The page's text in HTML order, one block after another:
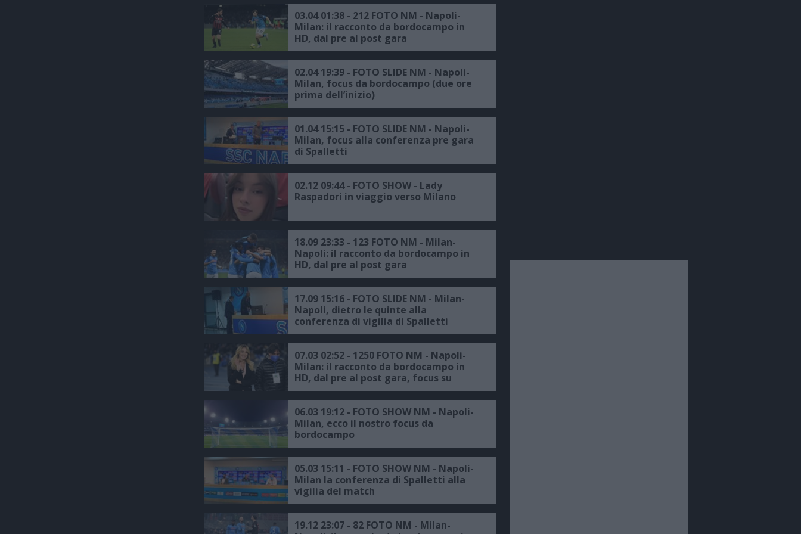
03.04 01:38 - 212 FOTO NM - Napoli-
Milan: il racconto da bordocampo in
HD, dal pre al post gara
02.04 19:39 - FOTO SLIDE NM - Napoli-
Milan, focus da bordocampo (due ore
prima dell’inizio)
01.04 15:15 - FOTO SLIDE NM - Napoli-
Milan, focus alla conferenza pre gara
di Spalletti
02.12 09:44 - FOTO SHOW - Lady
Raspadori in viaggio verso Milano
18.09 23:33 - 123 FOTO NM - Milan-
Napoli: il racconto da bordocampo in
HD, dal pre al post gara
17.09 15:16 - FOTO SLIDE NM - Milan-
Napoli, dietro le quinte alla
conferenza di vigilia di Spalletti
07.03 02:52 - 1250 FOTO NM - Napoli-
Milan: il racconto da bordocampo in
HD, dal pre al post gara, focus su
Diletta Leotta
06.03 19:12 - FOTO SHOW NM - Napoli-
Milan, ecco il nostro focus da
bordocampo
05.03 15:11 - FOTO SHOW NM - Napoli-
Milan la conferenza di Spalletti alla
vigilia del match
19.12 23:07 - 82 FOTO NM - Milan-